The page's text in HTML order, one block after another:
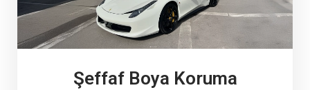
Şeffaf Boya Koruma